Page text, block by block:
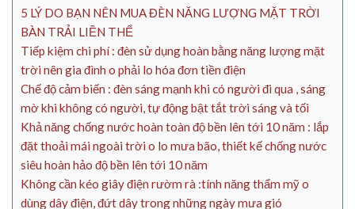
5 LÝ DO BẠN NÊN MUA ĐÈN NĂNG LƯỢNG MẶT TRỜI
BÀN TRẢI LIỀN THỂ
Tiếp kiệm chi phí : đèn sử dụng hoàn bằng năng lượng mặt
trời nên gia đình o phải lo hóa đơn tiền điện
Chế độ cảm biến : đèn sáng mạnh khi có người đi qua , sáng
mờ khi không có người, tự động bật tắt trời sáng và tối
Khả năng chống nước hoàn toàn độ bền lên tới 10 năm : lắp
đặt thoải mái ngoài trời o lo mưa bão, thiết kế chống nước
siêu hoàn hảo độ bền lên tới 10 năm
Không cần kéo giây điện rườm rà :tính năng thẩm mỹ o
dùng dây điện, đứt dây trong những ngày mưa gió